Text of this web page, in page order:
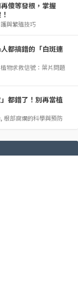
傻等發根，掌握
與繁殖技巧
都搞錯的「白斑連
植物求救信號：葉片問題
都錯了！別再當植
, 根部腐爛的科學與預防